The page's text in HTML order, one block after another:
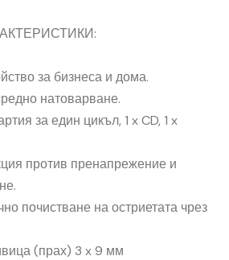
за бизнеса и дома.
натоварване.
за един цикъл, 1 x CD, 1 x
против пренапрежение и
почистване на остриетата чрез
(прах) 3 x 9 мм